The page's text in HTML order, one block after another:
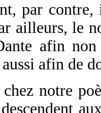
par
ailleurs, le
afin non
afin de
notre